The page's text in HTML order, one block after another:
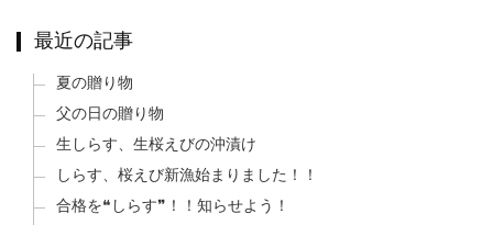
最近の記事
夏の贈り物
父の日の贈り物
生しらす、生桜えびの沖漬け
しらす、桜えび新漁始まりました！！
合格を❝しらす❞！！知らせよう！